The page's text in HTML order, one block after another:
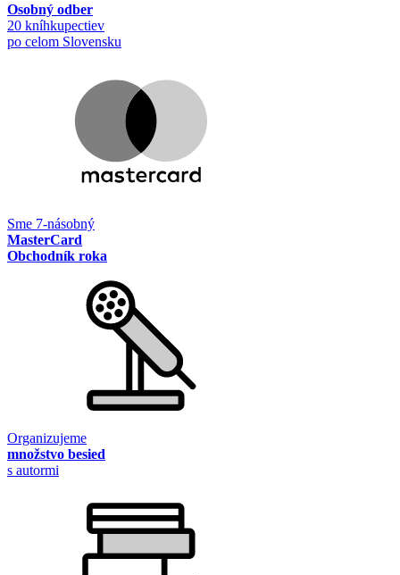
Osobný odber
20 kníhkupectiev
po celom Slovensku
Sme 7-násobný
MasterCard
Obchodník roka
Organizujeme
množstvo besied
s autormi